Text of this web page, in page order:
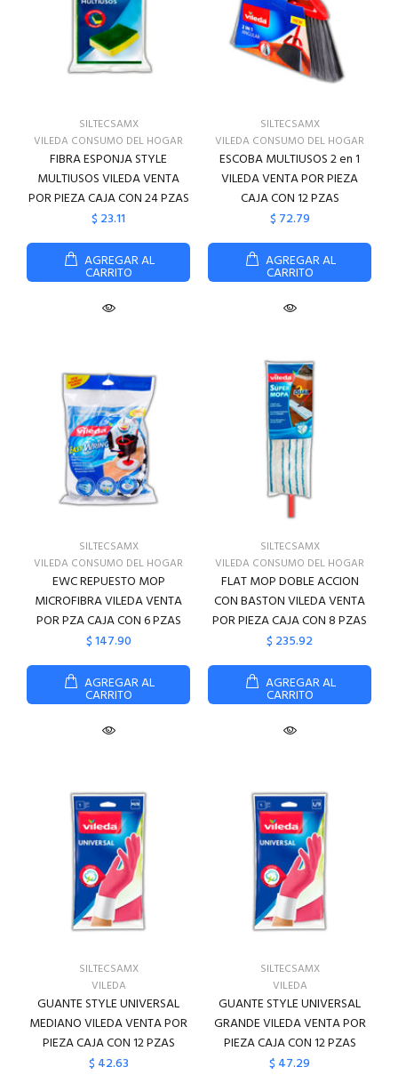
SILTECSAMX
VILEDA CONSUMO DEL HOGAR
FIBRA ESPONJA STYLE
MULTIUSOS VILEDA VENTA
POR PIEZA CAJA CON 24 PZAS
$ 23.11
AGREGAR AL
CARRITO
SILTECSAMX
VILEDA CONSUMO DEL HOGAR
ESCOBA MULTIUSOS 2 en 1
VILEDA VENTA POR PIEZA
CAJA CON 12 PZAS
$ 72.79
AGREGAR AL
CARRITO
SILTECSAMX
VILEDA CONSUMO DEL HOGAR
EWC REPUESTO MOP
MICROFIBRA VILEDA VENTA
POR PZA CAJA CON 6 PZAS
$ 147.90
AGREGAR AL
CARRITO
SILTECSAMX
VILEDA CONSUMO DEL HOGAR
FLAT MOP DOBLE ACCION
CON BASTON VILEDA VENTA
POR PIEZA CAJA CON 8 PZAS
$ 235.92
AGREGAR AL
CARRITO
SILTECSAMX
VILEDA
GUANTE STYLE UNIVERSAL
MEDIANO VILEDA VENTA POR
PIEZA CAJA CON 12 PZAS
$ 42.63
SILTECSAMX
VILEDA
GUANTE STYLE UNIVERSAL
GRANDE VILEDA VENTA POR
PIEZA CAJA CON 12 PZAS
$ 47.29